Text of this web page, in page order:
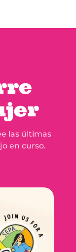
las últimas
en curso.